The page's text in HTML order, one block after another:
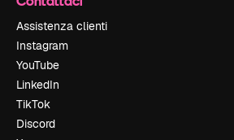
Assistenza clienti
Instagram
YouTube
LinkedIn
TikTok
Discord